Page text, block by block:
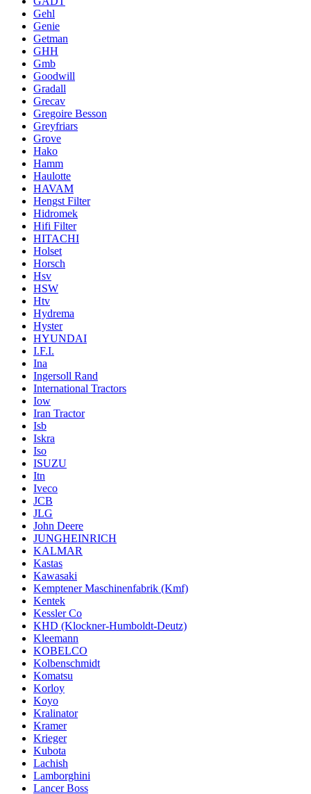
Gehl
Genie
Getman
GHH
Gmb
Goodwill
Gradall
Grecav
Gregoire Besson
Greyfriars
Grove
Hako
Hamm
Haulotte
HAVAM
Hengst Filter
Hidromek
Hifi Filter
HITACHI
Holset
Horsch
Hsv
HSW
Htv
Hydrema
Hyster
HYUNDAI
I.F.I.
Ina
Ingersoll Rand
International Tractors
Iow
Iran Tractor
Isb
Iskra
Iso
ISUZU
Itn
Iveco
JCB
JLG
John Deere
JUNGHEINRICH
KALMAR
Kastas
Kawasaki
Kemptener Maschinenfabrik (Kmf)
Kentek
Kessler Co
KHD (Klockner-Humboldt-Deutz)
Kleemann
KOBELCO
Kolbenschmidt
Komatsu
Korloy
Koyo
Kralinator
Kramer
Krieger
Kubota
Lachish
Lamborghini
Lancer Boss